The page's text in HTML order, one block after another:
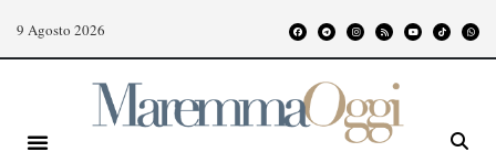
9 Agosto 2026